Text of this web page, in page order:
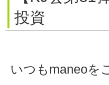
投資
いつもmaneoを